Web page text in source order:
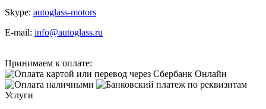
Skype: autoglass-motors
E-mail: info@autoglass.ru
Принимаем к оплате:
Услуги